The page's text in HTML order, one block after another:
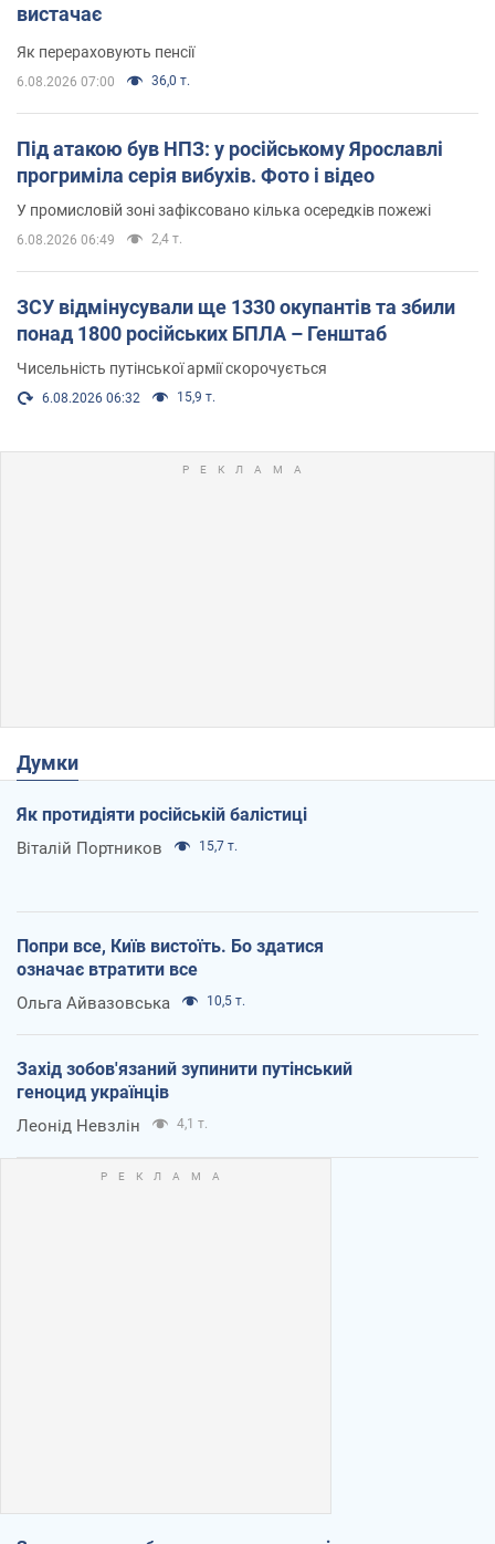
вистачає
Як перераховують пенсії
6.08.2026 07:00 36,0 т.
Під атакою був НПЗ: у російському Ярославлі
прогриміла серія вибухів. Фото і відео
У промисловій зоні зафіксовано кілька осередків пожежі
6.08.2026 06:49 2,4 т.
ЗСУ відмінусували ще 1330 окупантів та збили
понад 1800 російських БПЛА – Генштаб
Чисельність путінської армії скорочується
6.08.2026 06:32 15,9 т.
Думки
Як протидіяти російській балістиці
Віталій Портников 15,7 т.
Попри все, Київ вистоїть. Бо здатися
означає втратити все
Ольга Айвазовська 10,5 т.
Захід зобов'язаний зупинити путінський
геноцид українців
Леонід Невзлін 4,1 т.